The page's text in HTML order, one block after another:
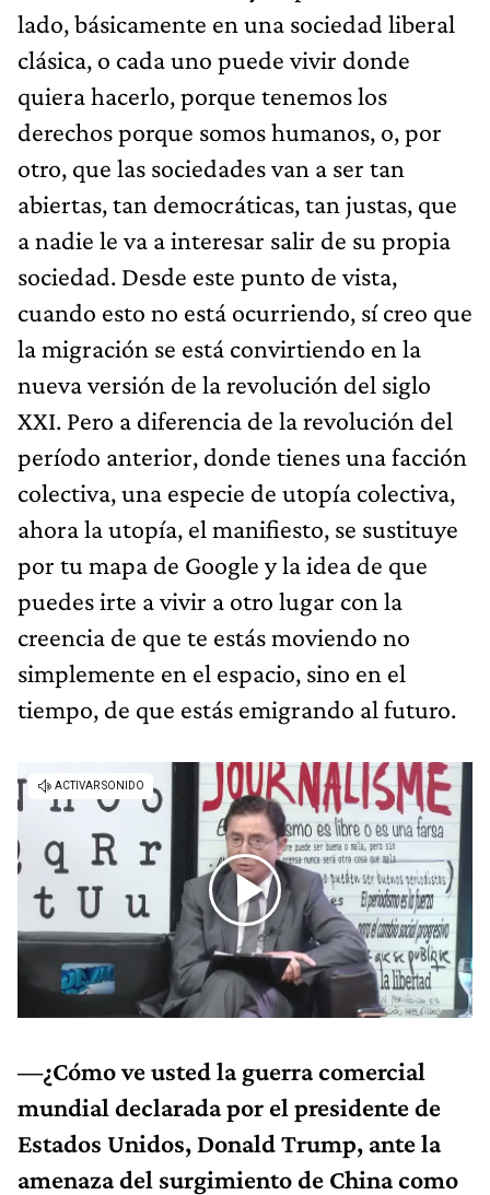
lado, básicamente en una sociedad liberal
clásica, o cada uno puede vivir donde
quiera hacerlo, porque tenemos los
derechos porque somos humanos, o, por
otro, que las sociedades van a ser tan
abiertas, tan democráticas, tan justas, que
a nadie le va a interesar salir de su propia
sociedad. Desde este punto de vista,
cuando esto no está ocurriendo, sí creo que
la migración se está convirtiendo en la
nueva versión de la revolución del siglo
XXI. Pero a diferencia de la revolución del
período anterior, donde tienes una facción
colectiva, una especie de utopía colectiva,
ahora la utopía, el manifiesto, se sustituye
por tu mapa de Google y la idea de que
puedes irte a vivir a otro lugar con la
creencia de que te estás moviendo no
simplemente en el espacio, sino en el
tiempo, de que estás emigrando al futuro.
—¿Cómo ve usted la guerra comercial
mundial declarada por el presidente de
Estados Unidos, Donald Trump, ante la
amenaza del surgimiento de China como